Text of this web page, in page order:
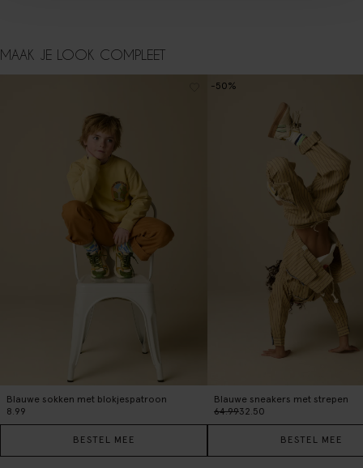
MAAK JE LOOK COMPLEET
Blauwe sokken met blokjespatroon
8.99
BESTEL MEE
Blauwe sneakers met strepen
64.9932.50
-50%
BESTEL MEE